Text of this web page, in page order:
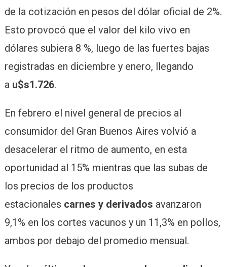
de la cotización en pesos del dólar oficial de 2%.
Esto provocó que el valor del kilo vivo en
dólares subiera 8 %, luego de las fuertes bajas
registradas en diciembre y enero, llegando
a u$s1.726.
En febrero el nivel general de precios al
consumidor del Gran Buenos Aires volvió a
desacelerar el ritmo de aumento, en esta
oportunidad al 15% mientras que las subas de
los precios de los productos
estacionales carnes y derivados avanzaron
9,1% en los cortes vacunos y un 11,3% en pollos,
ambos por debajo del promedio mensual.